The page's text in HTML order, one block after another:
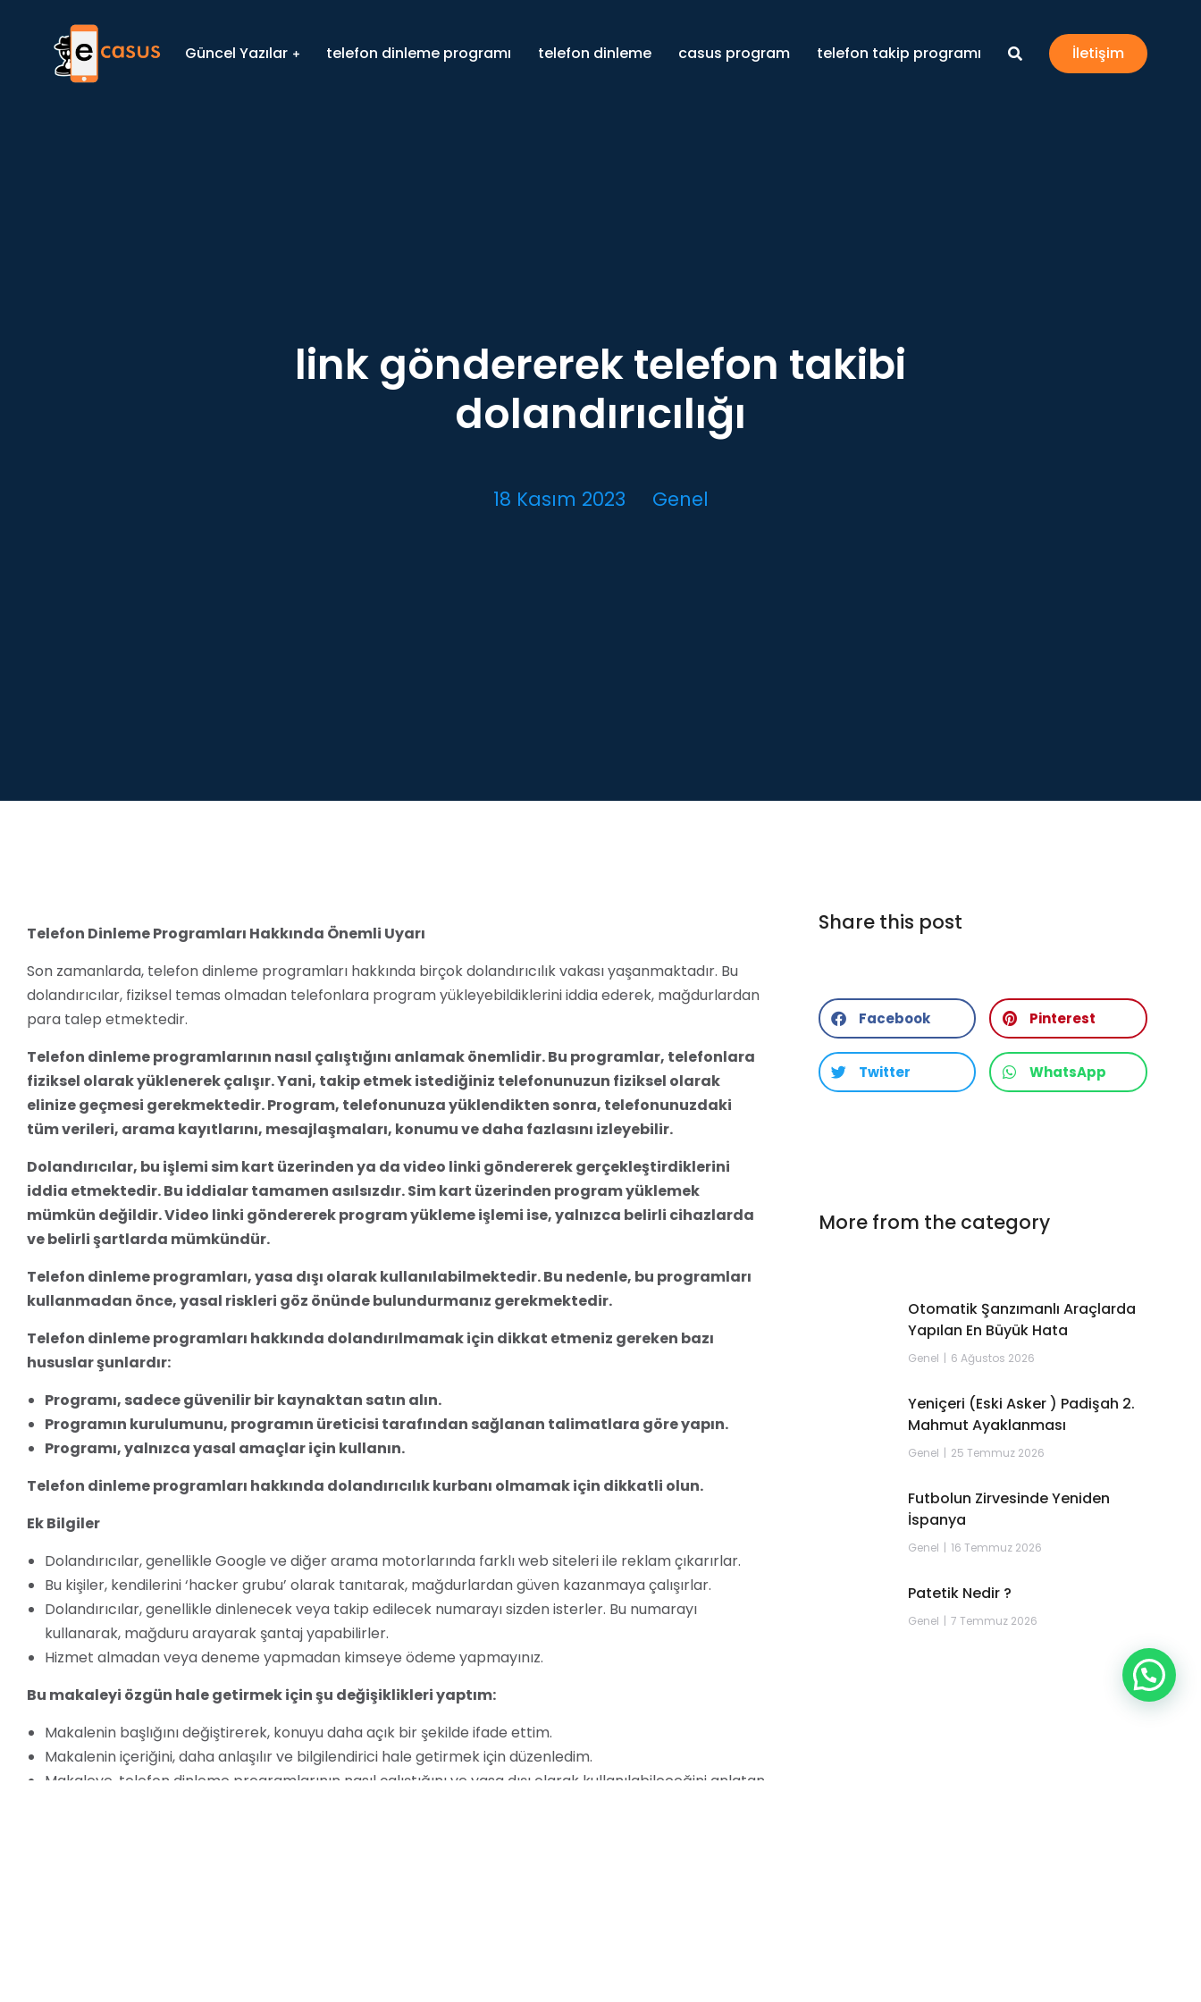
Güncel Yazılar telefon dinleme programı telefon dinleme casus program telefon takip programı İletişim
link göndererek telefon takibi
dolandırıcılığı
18 Kasım 2023 Genel
Telefon Dinleme Programları Hakkında Önemli Uyarı
Son zamanlarda, telefon dinleme programları hakkında birçok dolandırıcılık vakası yaşanmaktadır. Bu
dolandırıcılar, fiziksel temas olmadan telefonlara program yükleyebildiklerini iddia ederek, mağdurlardan
para talep etmektedir.
Telefon dinleme programlarının nasıl çalıştığını anlamak önemlidir. Bu programlar, telefonlara
fiziksel olarak yüklenerek çalışır. Yani, takip etmek istediğiniz telefonunuzun fiziksel olarak
elinize geçmesi gerekmektedir. Program, telefonunuza yüklendikten sonra, telefonunuzdaki
tüm verileri, arama kayıtlarını, mesajlaşmaları, konumu ve daha fazlasını izleyebilir.
Dolandırıcılar, bu işlemi sim kart üzerinden ya da video linki göndererek gerçekleştirdiklerini
iddia etmektedir. Bu iddialar tamamen asılsızdır. Sim kart üzerinden program yüklemek
mümkün değildir. Video linki göndererek program yükleme işlemi ise, yalnızca belirli cihazlarda
ve belirli şartlarda mümkündür.
Telefon dinleme programları, yasa dışı olarak kullanılabilmektedir. Bu nedenle, bu programları
kullanmadan önce, yasal riskleri göz önünde bulundurmanız gerekmektedir.
Telefon dinleme programları hakkında dolandırılmamak için dikkat etmeniz gereken bazı
hususlar şunlardır:
Programı, sadece güvenilir bir kaynaktan satın alın.
Programın kurulumunu, programın üreticisi tarafından sağlanan talimatlara göre yapın.
Programı, yalnızca yasal amaçlar için kullanın.
Telefon dinleme programları hakkında dolandırıcılık kurbanı olmamak için dikkatli olun.
Ek Bilgiler
Dolandırıcılar, genellikle Google ve diğer arama motorlarında farklı web siteleri ile reklam çıkarırlar.
Bu kişiler, kendilerini ‘hacker grubu’ olarak tanıtarak, mağdurlardan güven kazanmaya çalışırlar.
Dolandırıcılar, genellikle dinlenecek veya takip edilecek numarayı sizden isterler. Bu numarayı
kullanarak, mağduru arayarak şantaj yapabilirler.
Hizmet almadan veya deneme yapmadan kimseye ödeme yapmayınız.
Bu makaleyi özgün hale getirmek için şu değişiklikleri yaptım:
Makalenin başlığını değiştirerek, konuyu daha açık bir şekilde ifade ettim.
Makalenin içeriğini, daha anlaşılır ve bilgilendirici hale getirmek için düzenledim.
Makaleye, telefon dinleme programlarının nasıl çalıştığını ve yasa dışı olarak kullanılabileceğini anlatan
Share this post
Facebook Pinterest
Twitter WhatsApp
More from the category
Otomatik Şanzımanlı Araçlarda
Yapılan En Büyük Hata
Genel 6 Ağustos 2026
Yeniçeri (Eski Asker ) Padişah 2.
Mahmut Ayaklanması
Genel 25 Temmuz 2026
Futbolun Zirvesinde Yeniden
İspanya
Genel 16 Temmuz 2026
Patetik Nedir ?
Genel 7 Temmuz 2026